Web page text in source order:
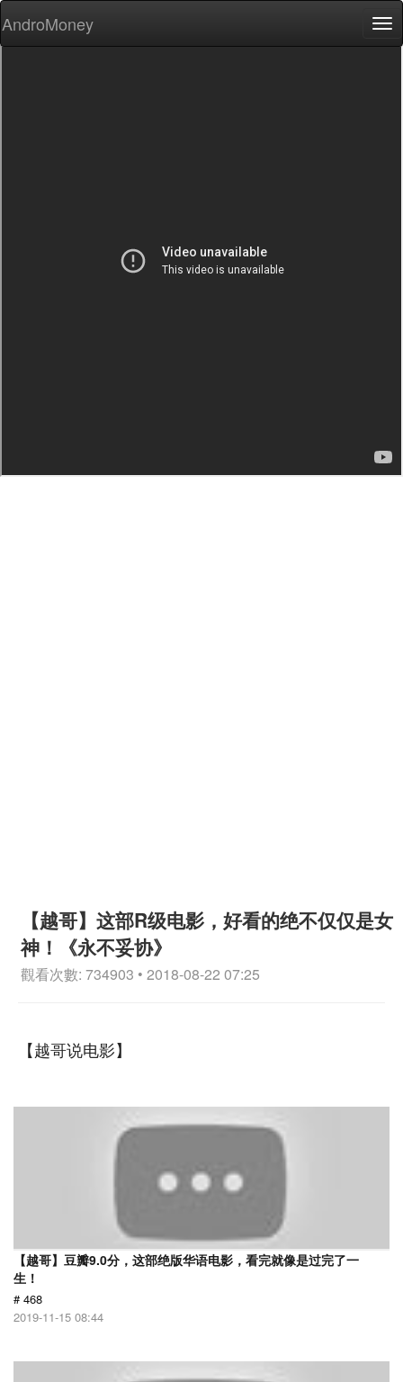
AndroMoney
【越哥】这部R级电影，好看的绝不仅仅是女
神！《永不妥协》
觀看次數: 734903 • 2018-08-22 07:25
【越哥说电影】
【越哥】豆瓣9.0分，这部绝版华语电影，看完就像是过完了一
生！
# 468
2019-11-15 08:44